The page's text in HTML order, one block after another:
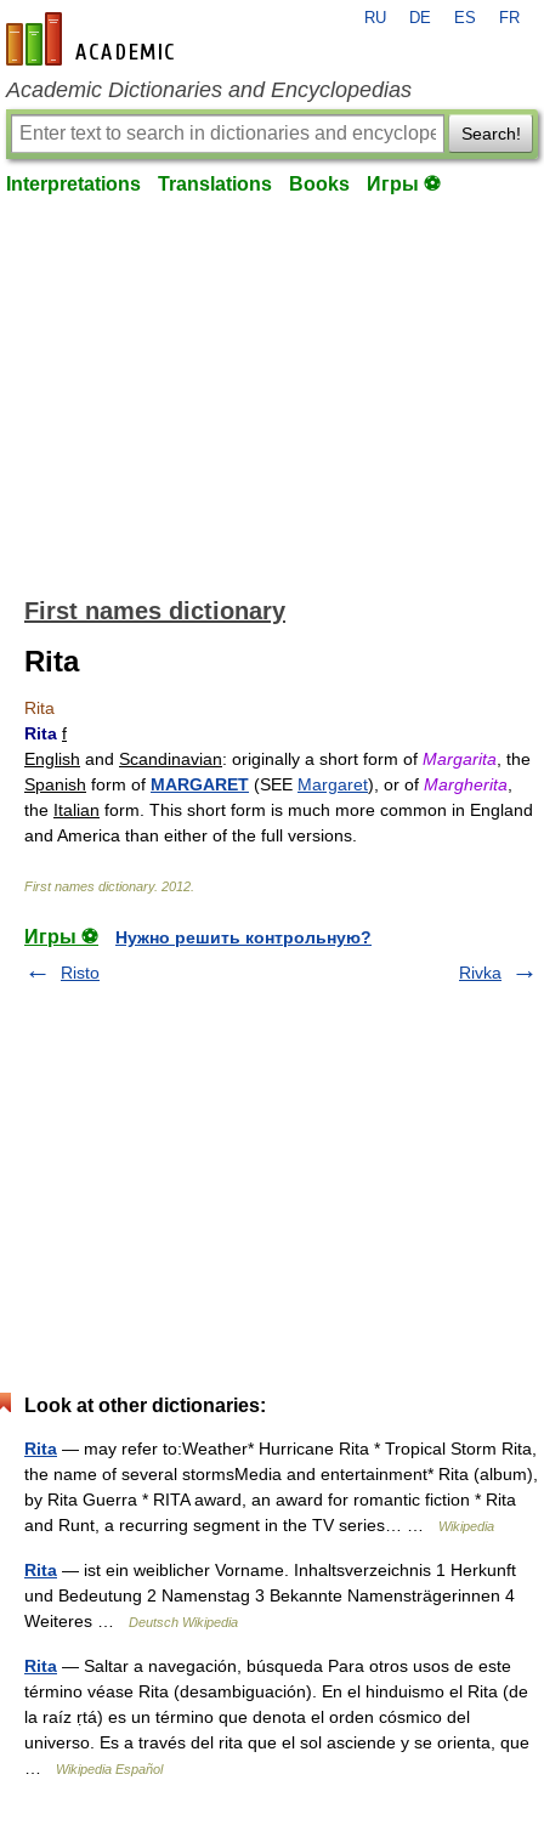
en-academic.com
RU DE ES FR
Academic Dictionaries and Encyclopedias
Search!
Interpretations Translations Books Игры ⚽
First names dictionary
Rita
Rita
Rita f
English and Scandinavian: originally a short form of Margarita , the
Spanish form of MARGARET (SEE Margaret), or of Margherita
the Italian form. This short form is much more common in England
and America than either of the full versions.
First names dictionary. 2012
Игры ⚽
Нужно решить контрольную?
Risto
Rivka
Look at other dictionaries:
Rita — may refer to:Weather* Hurricane Rita * Tropical Storm Rita,
the name of several stormsMedia and entertainment* Rita (album),
by Rita Guerra * RITA award, an award for romantic fiction * Rita
and Runt, a recurring segment in the TV series… …
Wikipedia
Rita — ist ein weiblicher Vorname. Inhaltsverzeichnis 1 Herkunft
und Bedeutung 2 Namenstag 3 Bekannte Namensträgerinnen 4
Weiteres …
Deutsch Wikipedia
Rita — Saltar a navegación, búsqueda Para otros usos de este
término véase Rita (desambiguación). En el hinduismo el Rita (de
la raíz ṛtá) es un término que denota el orden cósmico del
universo. Es a través del rita que el sol asciende y se orienta, que
Wikipedia Español